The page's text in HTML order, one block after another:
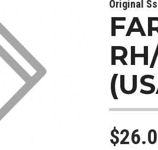
Original